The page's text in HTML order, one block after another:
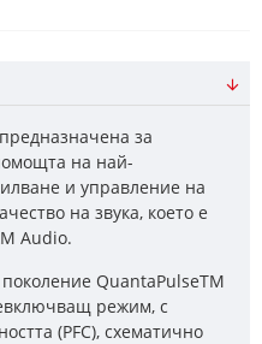
за
на най-
и управление на
на звука, което е
Audio.
QuantaPulseTM
режим, с
(PFC), схематично